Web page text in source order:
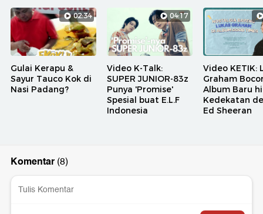
02:34
Gulai Kerapu &
Sayur Tauco Kok di
Nasi Padang?
04:17
Video K-Talk:
SUPER JUNIOR-83z
Punya 'Promise'
Spesial buat E.L.F
Indonesia
Video KETIK:
Graham
Album Baru
Kedekatan
Ed Sheeran